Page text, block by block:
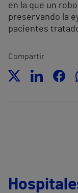
en la que un
preservando la
pacientes
Compartir